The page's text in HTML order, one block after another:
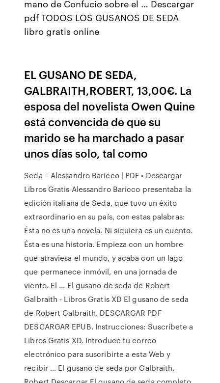
mano de Confucio sobre el … Descargar
pdf TODOS LOS GUSANOS DE SEDA
libro gratis online
EL GUSANO DE SEDA,
GALBRAITH,ROBERT, 13,00€. La
esposa del novelista Owen Quine
está convencida de que su
marido se ha marchado a pasar
unos días solo, tal como
Seda – Alessandro Baricco | PDF • Descargar
Libros Gratis Alessandro Baricco presentaba la
edición italiana de Seda, que tuvo un éxito
extraordinario en su país, con estas palabras:
Ésta no es una novela. Ni siquiera es un cuento.
Ésta es una historia. Empieza con un hombre
que atraviesa el mundo, y acaba con un lago
que permanece inmóvil, en una jornada de
viento. El … El gusano de seda de Robert
Galbraith - Libros Gratis XD El gusano de seda
de Robert Galbraith. DESCARGAR PDF
DESCARGAR EPUB. Instrucciones: Suscríbete a
Libros Gratis XD. Introduce tu correo
electrónico para suscribirte a esta Web y
recibir … El gusano de seda por Galbraith,